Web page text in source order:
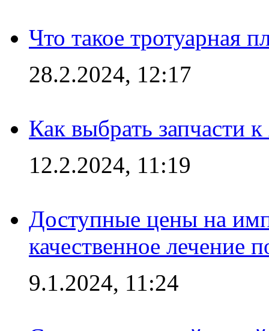
Что такое тротуарная
28.2.2024, 12:17
Как выбрать запчасти
12.2.2024, 11:19
Доступные цены на
качественное лечение
9.1.2024, 11:24